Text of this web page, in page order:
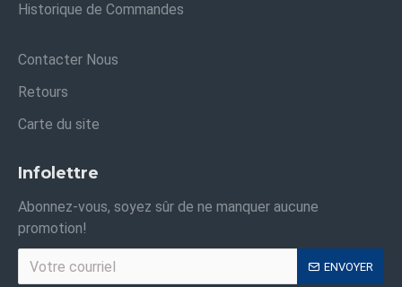
Historique de Commandes
Contacter Nous
Retours
Carte du site
Infolettre
Abonnez-vous, soyez sûr de ne manquer aucune
promotion!
ENVOYER